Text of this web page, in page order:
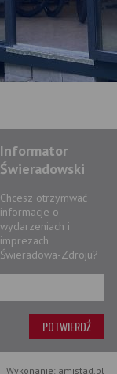
Informator
Świeradowski
Chcesz otrzymwać
informacje o
wydarzeniach i
imprezach
Świeradowa-Zdroju?
Wykonanie: amistad.pl